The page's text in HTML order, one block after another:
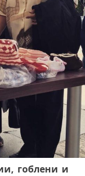
гоблени и